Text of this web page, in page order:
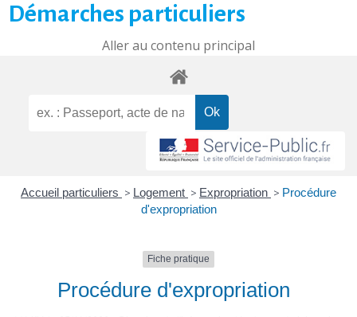
Démarches particuliers
Aller au contenu principal
Accueil particuliers > Logement > Expropriation > Procédure
d'expropriation
Fiche pratique
Procédure d'expropriation